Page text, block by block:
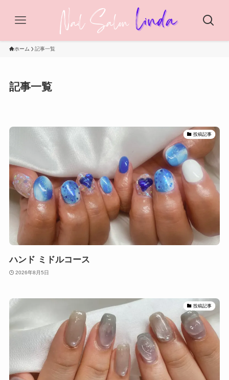
ホーム 記事一覧
記事一覧
投稿記事
ハンド ミドルコース
2026年8月5日
投稿記事